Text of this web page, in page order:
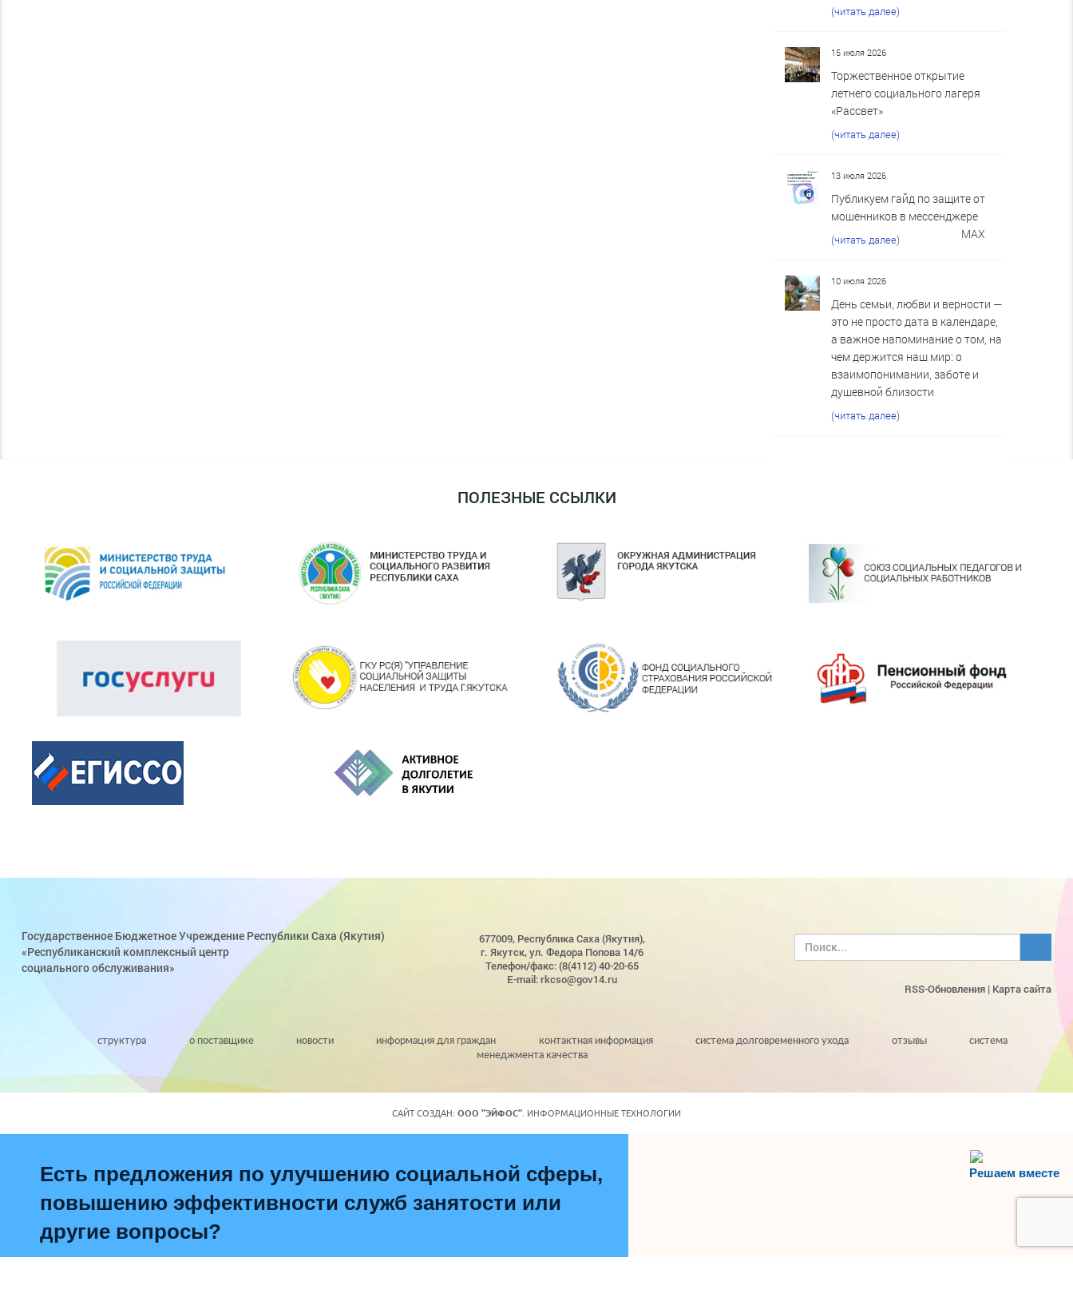
(читать далее)
15 июля 2026
Торжественное открытие
летнего социального лагеря
«Рассвет»
(читать далее)
13 июля 2026
Публикуем гайд по защите от
мошенников в мессенджере
MAX
(читать далее)
10 июля 2026
День семьи, любви и верности —
это не просто дата в календаре,
а важное напоминание о том, на
чем держится наш мир: о
взаимопонимании, заботе и
душевной близости
(читать далее)
ПОЛЕЗНЫЕ ССЫЛКИ
Государственное Бюджетное Учреждение Республики Саха (Якутия)
«Республиканский комплексный центр
социального обслуживания»
677009, Республика Саха (Якутия),
г. Якутск, ул. Федора Попова 14/6
Телефон/факс: (8(4112) 40-20-65
E-mail: rkcso@gov14.ru
RSS-Обновления | Карта сайта
структура о поставщике новости информация для граждан контактная информация система долговременного ухода отзывы
система
менеджмента качества
САЙТ СОЗДАН: ООО "ЭЙФОС" . ИНФОРМАЦИОННЫЕ ТЕХНОЛОГИИ
Решаем вместе
Есть предложения по улучшению социальной сферы,
повышению эффективности служб занятости или
другие вопросы?